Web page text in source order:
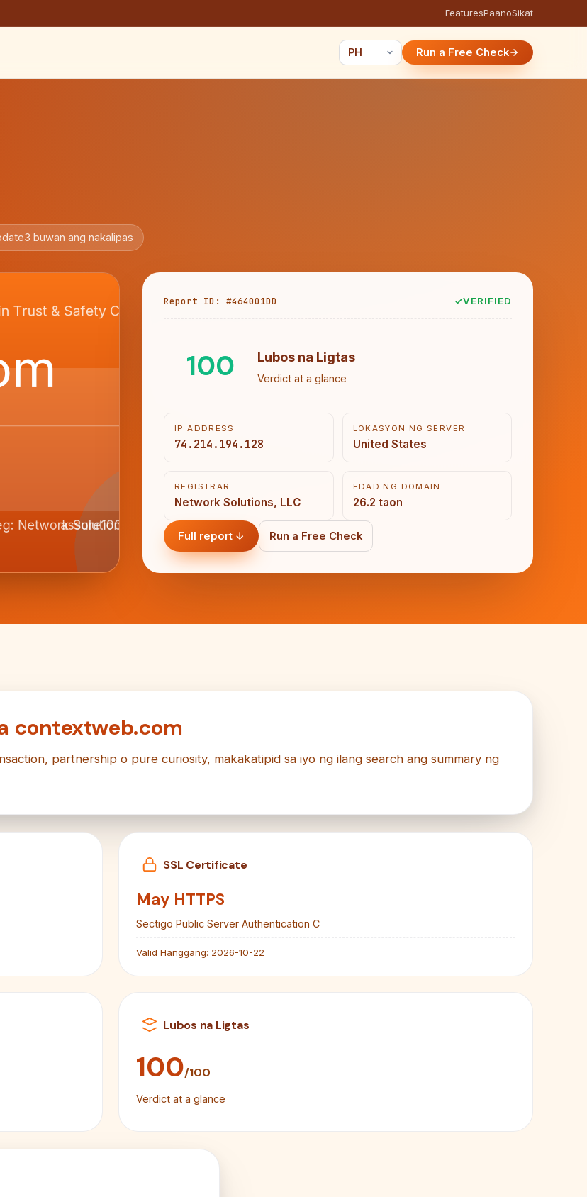
FeaturesPaanoSikat
Run a Free Check
3 buwan ang nakalipas
Report ID: #464001DD VERIFIED
100 Lubos na Ligtas
Verdict at a glance
IP ADDRESS
74.214.194.128
LOKASYON NG SERVER
United States
REGISTRAR
Network Solutions, LLC
EDAD NG DOMAIN
26.2 taon
Full report ↓ Run a Free Check
contextweb.com
partnership o pure curiosity, makakatipid sa iyo ng ilang search ang summary ng
SSL Certificate
May HTTPS
Sectigo Public Server Authentication C
Valid Hanggang: 2026-10-22
Lubos na Ligtas
100/100
Verdict at a glance